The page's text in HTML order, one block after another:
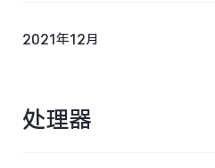
2021年12月
处理器